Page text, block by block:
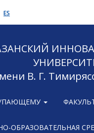
ES
В. Г.
ОБРАЗОВАТЕЛЬНАЯ